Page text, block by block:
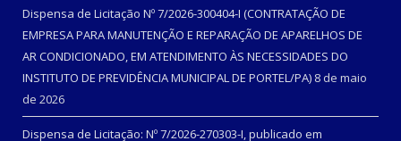
Dispensa de Licitação Nº 7/2026-300404-I (CONTRATAÇÃO DE
EMPRESA PARA MANUTENÇÃO E REPARAÇÃO DE APARELHOS DE
AR CONDICIONADO, EM ATENDIMENTO ÀS NECESSIDADES DO
INSTITUTO DE PREVIDÊNCIA MUNICIPAL DE PORTEL/PA) 8 de maio
de 2026
Dispensa de Licitação: Nº 7/2026-270303-I, publicado em